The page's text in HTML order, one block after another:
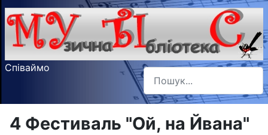
Співаймо Пошук
Type 2 or more characters
4 Фестиваль "Ой, на Йвана"